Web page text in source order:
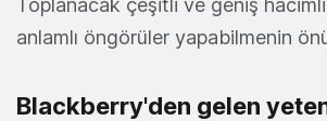
Toplanacak çeşitli ve geniş
anlamlı öngörüler yapabilmenin önü
Blackberry'den gelen